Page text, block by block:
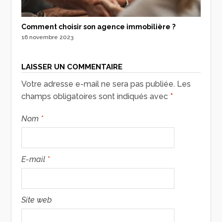
Comment choisir son agence immobilière ?
16 novembre 2023
LAISSER UN COMMENTAIRE
Votre adresse e-mail ne sera pas publiée. Les
champs obligatoires sont indiqués avec *
Nom *
E-mail *
Site web